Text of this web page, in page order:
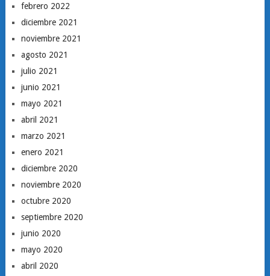
febrero 2022
diciembre 2021
noviembre 2021
agosto 2021
julio 2021
junio 2021
mayo 2021
abril 2021
marzo 2021
enero 2021
diciembre 2020
noviembre 2020
octubre 2020
septiembre 2020
junio 2020
mayo 2020
abril 2020